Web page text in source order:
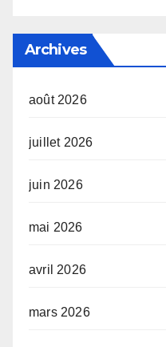
Archives
août 2026
juillet 2026
juin 2026
mai 2026
avril 2026
mars 2026